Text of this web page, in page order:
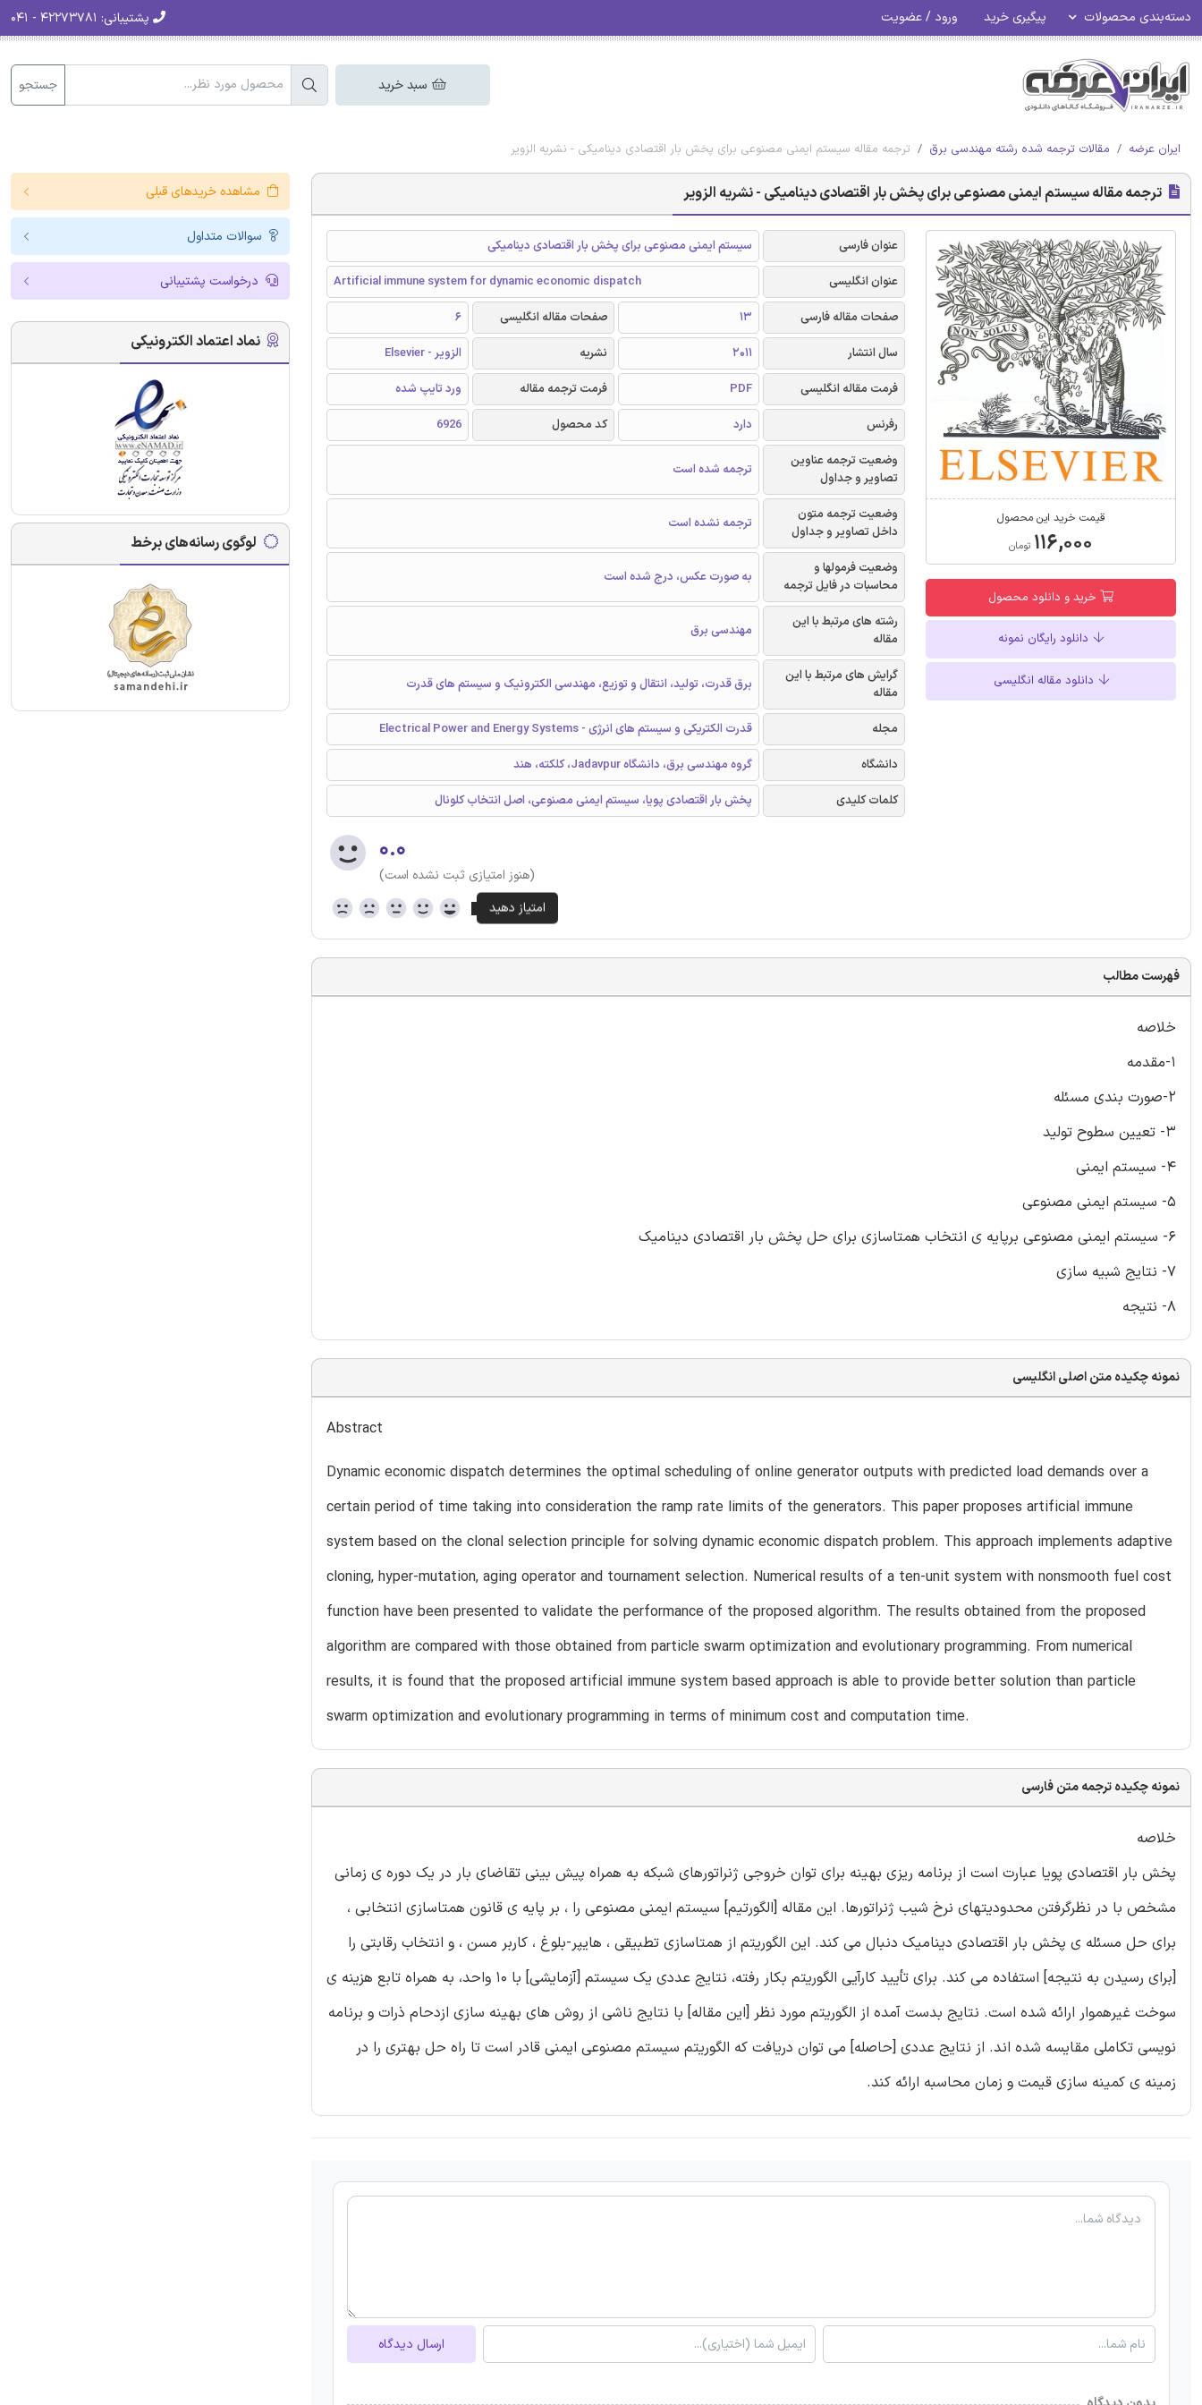
دسته‌بندی محصولات پیگیری خرید ورود / عضویت پشتیبانی:
سبد خرید جستجو
ایران عرضه مقالات ترجمه شده رشته مهندسی برق ترجمه مقاله سیستم ایمنی مصنوعی برای پخش بار اقتصادی دینامیکی - نشریه الزویر
ترجمه مقاله سیستم ایمنی مصنوعی برای پخش بار اقتصادی دینامیکی - نشریه الزویر
قیمت خرید این محصول
۱۱۶,۰۰۰ تومان
خرید و دانلود محصول
دانلود رایگان نمونه
دانلود مقاله انگلیسی
عنوان فارسی
سیستم ایمنی مصنوعی برای پخش بار اقتصادی دینامیکی
عنوان انگلیسی
Artificial immune system for dynamic economic dispatch
صفحات مقاله فارسی
13 صفحات مقاله انگلیسی
6
سال انتشار
2011 نشریه
الزویر - Elsevier
فرمت مقاله انگلیسی
PDF فرمت ترجمه مقاله
ورد تایپ شده
رفرنس
دارد کد محصول
6926
وضعیت ترجمه عناوین
تصاویر و جداول
ترجمه شده است
وضعیت ترجمه متون
داخل تصاویر و جداول
ترجمه نشده است
وضعیت فرمولها و
محاسبات در فایل ترجمه
به صورت عکس، درج شده است
رشته های مرتبط با این
مقاله
مهندسی برق
گرایش های مرتبط با این
مقاله
برق قدرت، تولید، انتقال و توزیع، مهندسی الکترونیک و سیستم های قدرت
مجله
قدرت الکتریکی و سیستم های انرژی - Electrical Power and Energy Systems
دانشگاه
گروه مهندسی برق، دانشگاه Jadavpur، کلکته، هند
کلمات کلیدی
پخش بار اقتصادی پویا، سیستم ایمنی مصنوعی، اصل انتخاب کلونال
۰.۰
(هنوز امتیازی ثبت نشده است)
فهرست مطالب
خلاصه
1-مقدمه
2-صورت بندی مسئله
3- تعیین سطوح تولید
4- سیستم ایمنی
5- سیستم ایمنی مصنوعی
6- سیستم ایمنی مصنوعی برپایه ی انتخاب همتاسازی برای حل پخش بار اقتصادی دینامیک
7- نتایج شبیه سازی
8- نتیجه
نمونه چکیده متن اصلی انگلیسی
Abstract
Dynamic economic dispatch determines the optimal scheduling of online generator outputs with predicted load demands over a
certain period of time taking into consideration the ramp rate limits of the generators. This paper proposes artificial immune
system based on the clonal selection principle for solving dynamic economic dispatch problem. This approach implements adaptive
cloning, hyper-mutation, aging operator and tournament selection. Numerical results of a ten-unit system with nonsmooth fuel cost
function have been presented to validate the performance of the proposed algorithm. The results obtained from the proposed
algorithm are compared with those obtained from particle swarm optimization and evolutionary programming. From numerical
results, it is found that the proposed artificial immune system based approach is able to provide better solution than particle
swarm optimization and evolutionary programming in terms of minimum cost and computation time.
نمونه چکیده ترجمه متن فارسی
خلاصه
پخش بار اقتصادی پویا عبارت است از برنامه ریزی بهینه برای توان خروجی ژنراتورهای شبکه به همراه پیش بینی تقاضای بار در یک دوره ی زمانی
مشخص با در نظرگرفتن محدودیتهای نرخ شیب ژنراتورها. این مقاله [الگورتیم] سیستم ایمنی مصنوعی را ، بر پایه ی قانون همتاسازی انتخابی ،
برای حل مسئله ی پخش بار اقتصادی دینامیک دنبال می کند. این الگوریتم از همتاسازی تطبیقی ، هایپر-بلوغ ، کاربر مسن ، و انتخاب رقابتی را
[برای رسیدن به نتیجه] استفاده می کند. برای تأیید کارآیی الگوریتم بکار رفته، نتایج عددی یک سیستم [آزمایشی] با 10 واحد، به همراه تابع هزینه ی
سوخت غیرهموار ارائه شده است. نتایج بدست آمده از الگوریتم مورد نظر [این مقاله] با نتایج ناشی از روش های بهینه سازی ازدحام ذرات و برنامه
نویسی تکاملی مقایسه شده اند. از نتایج عددی [حاصله] می توان دریافت که الگوریتم سیستم مصنوعی ایمنی قادر است تا راه حل بهتری را در
زمینه ی کمینه سازی قیمت و زمان محاسبه ارائه کند.
ارسال دیدگاه
مشاهده خریدهای قبلی
سوالات متداول
درخواست پشتیبانی
نماد اعتماد الکترونیکی
لوگوی رسانه‌های برخط